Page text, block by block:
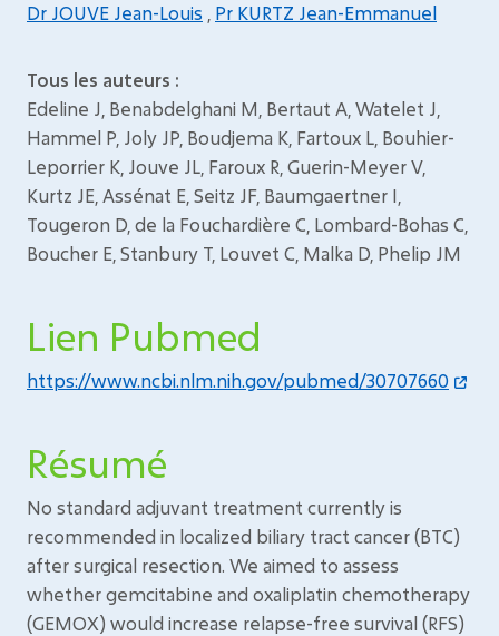
Dr JOUVE Jean-Louis
Pr KURTZ Jean-Emmanuel
Tous les auteurs :
Edeline J, Benabdelghani M, Bertaut A, Watelet J,
Hammel P, Joly JP, Boudjema K, Fartoux L, Bouhier-
Leporrier K, Jouve JL, Faroux R, Guerin-Meyer V,
Kurtz JE, Assénat E, Seitz JF, Baumgaertner I,
Tougeron D, de la Fouchardière C, Lombard-Bohas C,
Boucher E, Stanbury T, Louvet C, Malka D, Phelip JM
Lien Pubmed
https://www.ncbi.nlm.nih.gov/pubmed/30707660
Résumé
No standard adjuvant treatment currently is
recommended in localized biliary tract cancer (BTC)
after surgical resection. We aimed to assess
whether gemcitabine and oxaliplatin chemotherapy
(GEMOX) would increase relapse-free survival (RFS)